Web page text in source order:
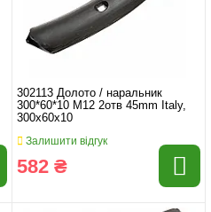
302113 Долото / наральник
300*60*10 M12 2отв 45mm Italy,
300x60x10
Залишити відгук
582 ₴